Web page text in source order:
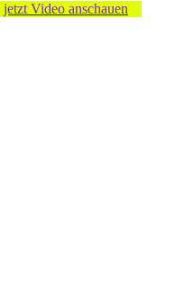
jetzt Video anschauen